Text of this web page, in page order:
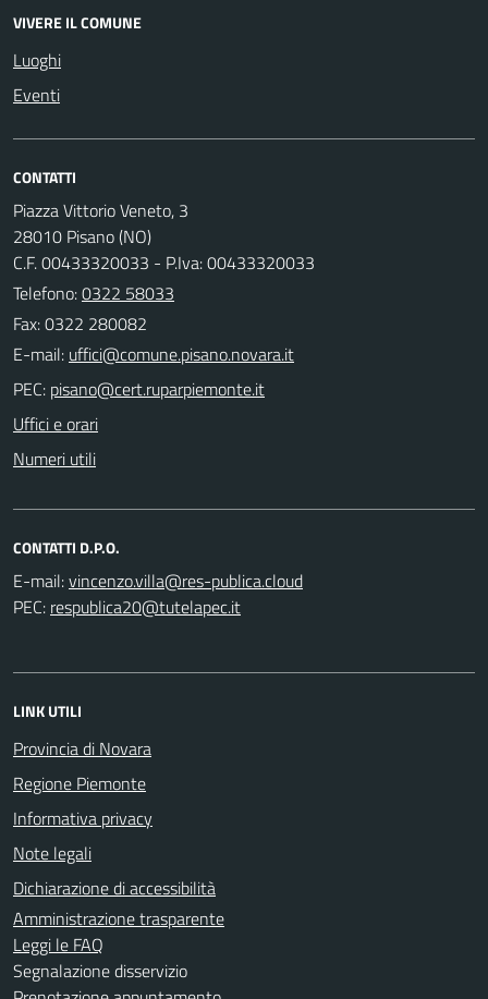
VIVERE IL COMUNE
Luoghi
Eventi
CONTATTI
Piazza Vittorio Veneto, 3
28010 Pisano (NO)
C.F. 00433320033 - P.Iva: 00433320033
Telefono:0322 58033
Fax: 0322 280082
E-mail:
PEC:
Uffici e orari
Numeri utili
CONTATTI D.P.O.
E-mail:
PEC:
LINK UTILI
Provincia di Novara
Regione Piemonte
Informativa privacy
Note legali
Dichiarazione di accessibilità
Amministrazione trasparente
Leggi le FAQ
Segnalazione disservizio